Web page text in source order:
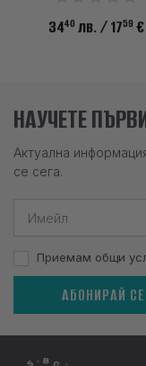
3440 лв. / 1759 €
НАУЧЕТЕ
Актуална
се сега.
Приемам общи
АБОНИРАЙ СЕ